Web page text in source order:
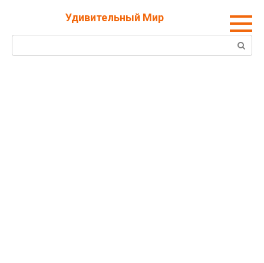
Удивительный Мир
Поиск: